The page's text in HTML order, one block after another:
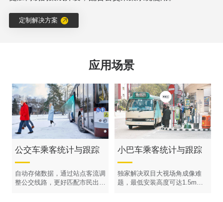
定制解决方案
应用场景
公交车乘客统计与跟踪
自动存储数据，通过站点客流调
整公交线路，更好匹配市民出行
小巴车乘客统计与跟踪
独家解决双目大视场角成像难
题，最低安装高度可达1.5m，